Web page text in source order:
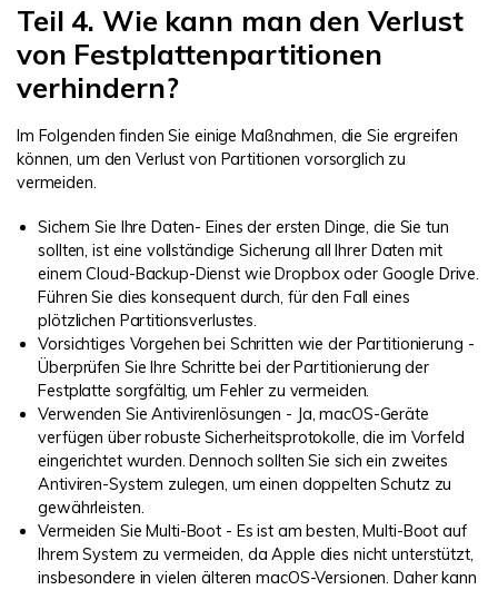
Teil 4. Wie kann man den Verlust
von Festplattenpartitionen
verhindern?
Im Folgenden finden Sie einige Maßnahmen, die Sie ergreifen
können, um den Verlust von Partitionen vorsorglich zu
vermeiden.
Sichern Sie Ihre Daten- Eines der ersten Dinge, die Sie tun
sollten, ist eine vollständige Sicherung all Ihrer Daten mit
einem Cloud-Backup-Dienst wie Dropbox oder Google Drive.
Führen Sie dies konsequent durch, für den Fall eines
plötzlichen Partitionsverlustes.
Vorsichtiges Vorgehen bei Schritten wie der Partitionierung -
Überprüfen Sie Ihre Schritte bei der Partitionierung der
Festplatte sorgfältig, um Fehler zu vermeiden.
Verwenden Sie Antivirenlösungen - Ja, macOS-Geräte
verfügen über robuste Sicherheitsprotokolle, die im Vorfeld
eingerichtet wurden. Dennoch sollten Sie sich ein zweites
Antiviren-System zulegen, um einen doppelten Schutz zu
gewährleisten.
Vermeiden Sie Multi-Boot - Es ist am besten, Multi-Boot auf
Ihrem System zu vermeiden, da Apple dies nicht unterstützt,
insbesondere in vielen älteren macOS-Versionen. Daher kann